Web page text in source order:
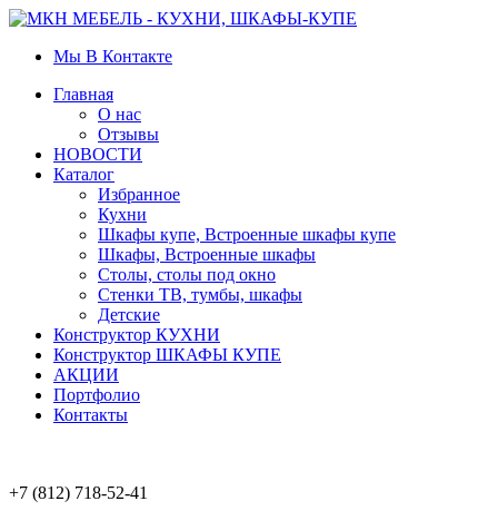
Мы В Контакте
Главная
О нас
Отзывы
НОВОСТИ
Каталог
Избранное
Кухни
Шкафы купе, Встроенные шкафы купе
Шкафы, Встроенные шкафы
Столы, столы под окно
Стенки ТВ, тумбы, шкафы
Детские
Конструктор КУХНИ
Конструктор ШКАФЫ КУПЕ
АКЦИИ
Портфолио
Контакты
+7 (812) 718-52-41